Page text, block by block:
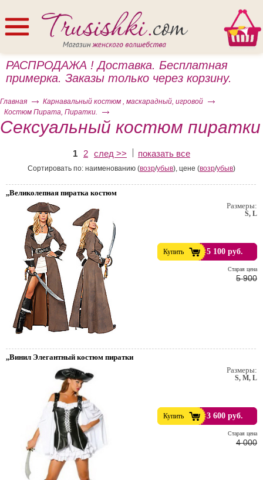
РАСПРОДАЖА ! Доставка. Бесплатная
примерка. Заказы только через корзину.
Главная
Карнавальный костюм , маскарадный, игровой
Костюм Пирата, Пиратки.
Сексуальный костюм пиратки
1 2 след >> показать все
Сортировать по: наименованию (возр/убыв), цене (возр/убыв)
,,Великолепная пиратка костюм
Размеры:
S, L
Купить 5 100 руб.
Cтарая цена
5 900
,,Винил Элегантный костюм пиратки
Размеры:
S, M, L
Купить 3 600 руб.
Cтарая цена
4 000